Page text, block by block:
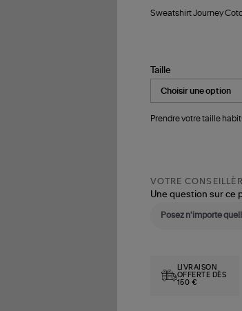
Journey
Sweatshirt Journey
Taille
Prendre votre taille
VOTRE
Une question sur ce
LIVRAISON
OFFERTE DÈS
150 €